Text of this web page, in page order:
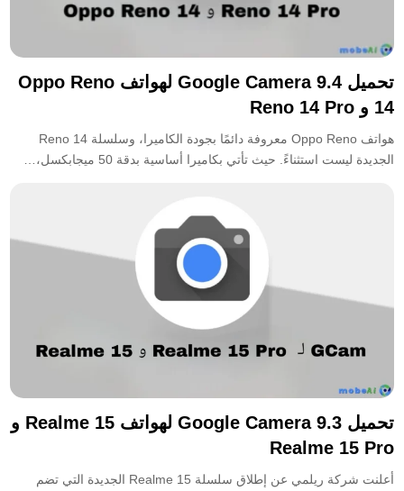
تحميل Google Camera 9.4 لهواتف Oppo Reno
14 و Reno 14 Pro
هواتف Oppo Reno معروفة دائمًا بجودة الكاميرا، وسلسلة Reno 14
الجديدة ليست استثناءً. حيث تأتي بكاميرا أساسية بدقة 50 ميجابكسل،…
تحميل Google Camera 9.3 لهواتف Realme 15 و
Realme 15 Pro
أعلنت شركة ريلمي عن إطلاق سلسلة Realme 15 الجديدة التي تضم